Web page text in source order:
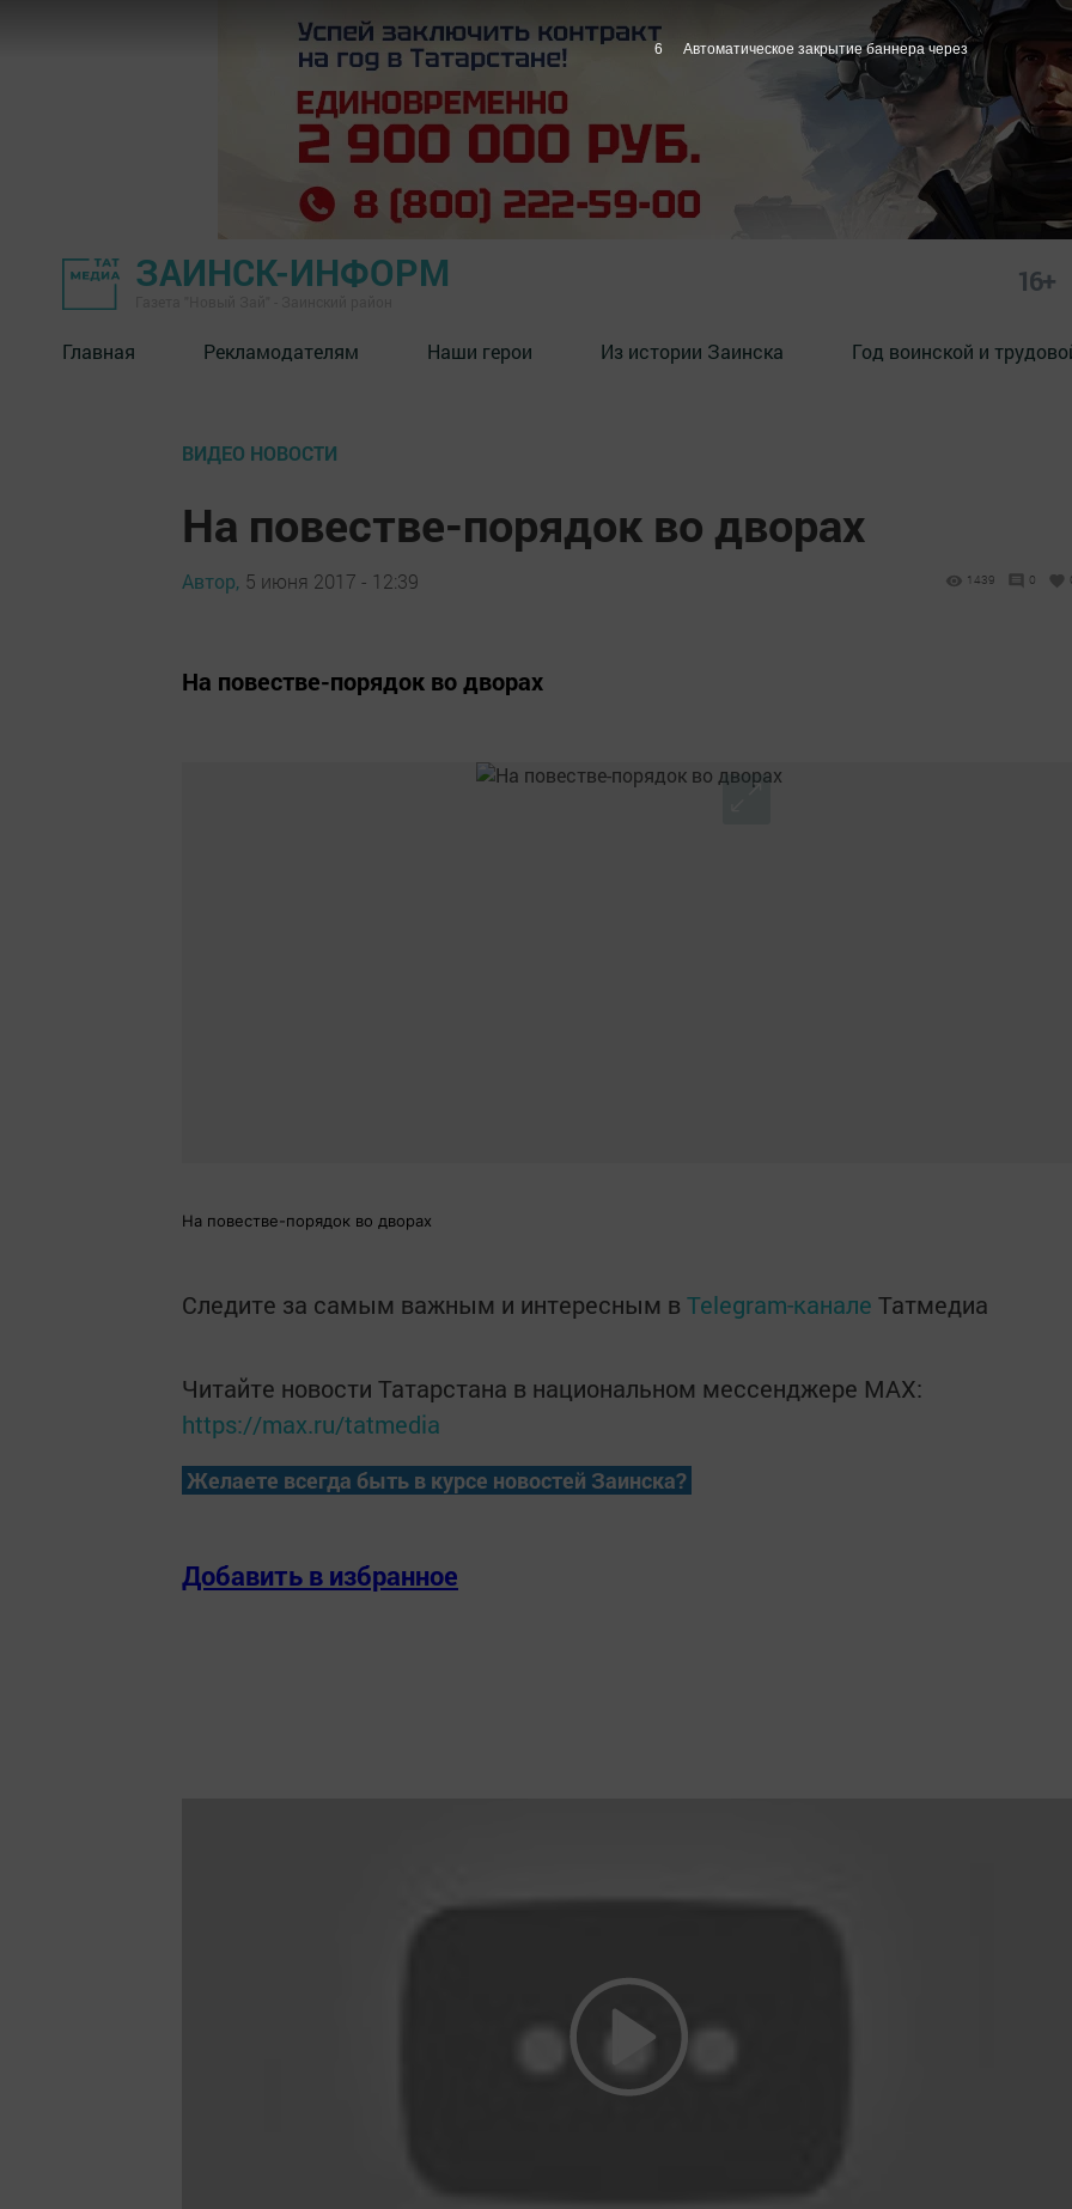
ЗАИНСК-ИНФОРМ 16+
Главная Рекламодателям Наши герои Из истории Заинска Год воинской и
ВИДЕО НОВОСТИ
На повестве-порядок во дворах
Автор, 5 июня 2017 - 12:39 1439 0
На повестве-порядок во дворах
На повестве-порядок во дворах
Следите за самым важным и интересным в Telegram-канале Татмедиа
Читайте новости Татарстана в национальном мессенджере MАХ:
https://max.ru/tatmedia
Желаете всегда быть в курсе новостей Заинска?
Добавить в избранное
5 Автоматическое закрытие баннера через